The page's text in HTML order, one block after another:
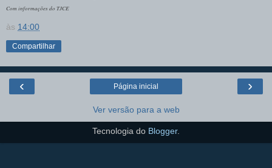
Com informações do TJCE
às 14:00
Compartilhar
‹ ›
Página inicial
Ver versão para a web
Tecnologia do Blogger.